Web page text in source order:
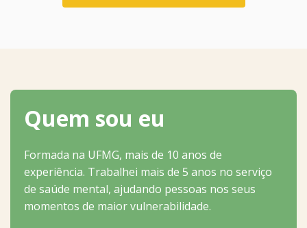
Quem sou eu
Formada na UFMG, mais de 10 anos de
experiência. Trabalhei mais de 5 anos no serviço
de saúde mental, ajudando pessoas nos seus
momentos de maior vulnerabilidade.